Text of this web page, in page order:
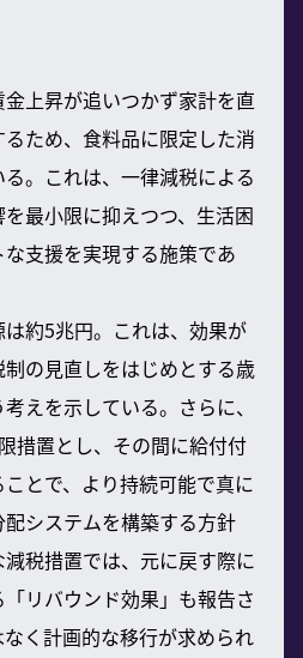
上昇が追いつかず家計を直
ため、食料品に限定した消
。これは、一律減税による
最小限に抑えつつ、生活困
支援を実現する施策であ
約5兆円。これは、効果が
の見直しをはじめとする歳
えを示している。さらに、
措置とし、その間に給付付
とで、より持続可能で真に
システムを構築する方針
税措置では、元に戻す際に
リバウンド効果」も報告さ
く計画的な移行が求められ